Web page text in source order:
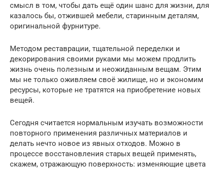
смысл в том, чтобы дать ещё один шанс для жизни, для
казалось бы, отжившей мебели, старинным деталям,
оригинальной фурнитуре.
Методом реставрации, тщательной переделки и
декорирования своими руками мы можем продлить
жизнь очень полезным и неожиданным вещам. Этим
мы не только оживляем своё жилище, но и экономим
ресурсы, которые не тратятся на приобретение новых
вещей.
Сегодня считается нормальным изучать возможности
повторного применения различных материалов и
делать нечто новое из явных отходов. Можно в
процессе восстановления старых вещей применять,
скажем, отражающую поверхность: изменяющие цвета